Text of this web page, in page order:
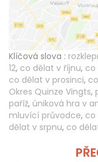
Klíčová slova :
12, co dělat v říjnu, co
co dělat v prosinci,
Okres Quinze Vingts,
paříž, úniková hra v
mluvící průvodce, co
dělat v srpnu, co